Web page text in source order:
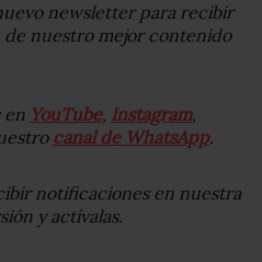
newsletter para recibir
de nuestro mejor contenido
en YouTube, Instagram,
canal de WhatsApp.
notificaciones en nuestra
y actívalas.